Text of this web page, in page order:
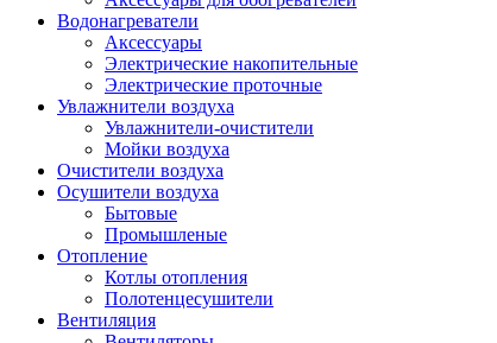
Водонагреватели
Аксессуары
Электрические накопительные
Электрические проточные
Увлажнители воздуха
Увлажнители-очистители
Мойки воздуха
Очистители воздуха
Осушители воздуха
Бытовые
Промышленые
Отопление
Котлы отопления
Полотенцесушители
Вентиляция